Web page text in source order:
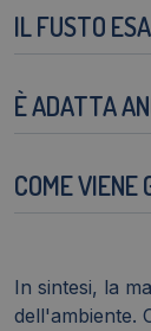
IL FUSTO
È ADATTA
COME VIENE
In sintesi, la
dell'ambiente.